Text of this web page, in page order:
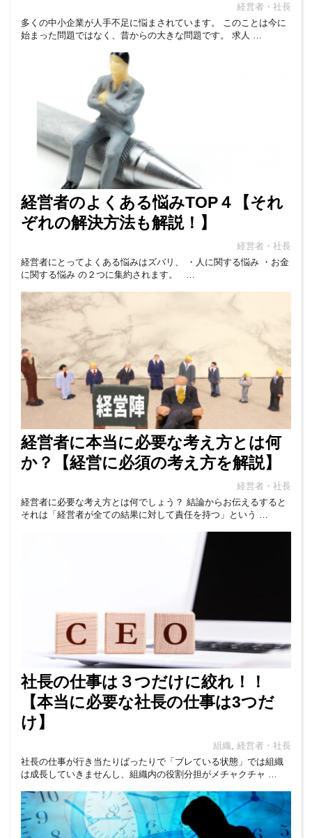
経営者・社長
多くの中小企業が人手不足に悩まされています。 このことは今に
始まった問題ではなく、昔からの大きな問題です。 求人 …
経営者のよくある悩みTOP４【それ
ぞれの解決方法も解説！】
経営者・社長
経営者にとってよくある悩みはズバリ、 ・人に関する悩み ・お金
に関する悩み の２つに集約されます。 …
経営者に本当に必要な考え方とは何
か？【経営に必須の考え方を解説】
経営者・社長
経営者に必要な考え方とは何でしょう？ 結論からお伝えるすると
それは「経営者が全ての結果に対して責任を持つ」という …
社長の仕事は３つだけに絞れ！！
【本当に必要な社長の仕事は3つだ
け】
組織, 経営者・社長
社長の仕事が行き当たりばったりで「ブレている状態」では組織
は成長していきませんし、組織内の役割分担がメチャクチャ …